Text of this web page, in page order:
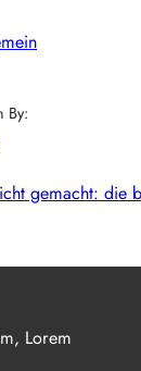
By:
gemacht: die
Lorem